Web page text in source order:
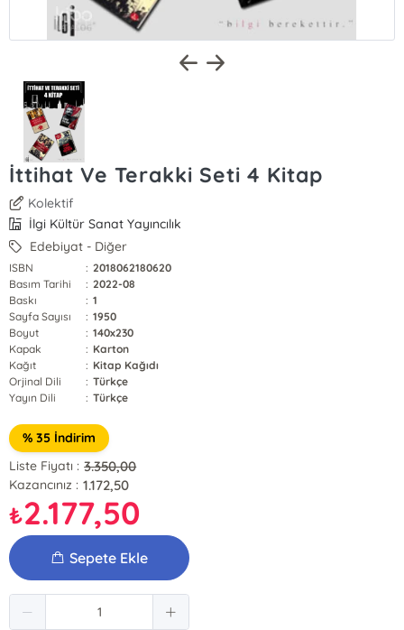
İttihat Ve Terakki Seti 4 Kitap
Kolektif
İlgi Kültür Sanat Yayıncılık
Edebiyat - Diğer
ISBN : 2018062180620
Basım Tarihi
: 2022-08
Baskı
: 1
Sayfa Sayısı
: 1950
Boyut
: 140x230
Kapak
: Karton
Kağıt
: Kitap Kağıdı
Orjinal Dili
: Türkçe
Yayın Dili
: Türkçe
% 35 İndirim
Liste Fiyatı : 3.350,00
Kazancınız : 1.172,50
₺2.177,50
Sepete Ekle